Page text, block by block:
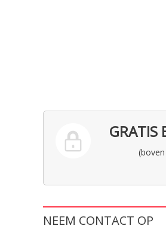
GRATIS
NEEM CONTACT OP